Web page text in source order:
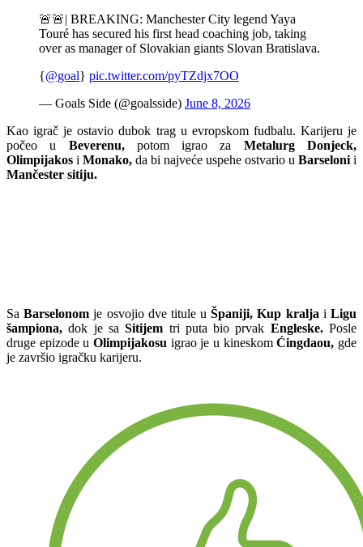
🚨🚨| BREAKING: Manchester City legend Yaya
Touré has secured his first head coaching job, taking
over as manager of Slovakian giants Slovan Bratislava.
{@goal} pic.twitter.com/pyTZdjx7OO
— Goals Side (@goalsside) June 8, 2026
Kao igrač je ostavio dubok trag u evropskom fudbalu. Karijeru je
počeo u Beverenu,potom igrao za Metalurg Donjeck,
Olimpijakos i Monako, da bi najveće uspehe ostvario u Barseloni i
Mančester sitiju.
SaBarselonom je osvojio dve titule uŠpaniji, Kup kralja i Ligu
šampiona, dok je saSitijem tri puta bio prvak Engleske.Posle
druge epizode u Olimpijakosu igrao je u kineskomĆingdaou, gde
je završio igračku karijeru.